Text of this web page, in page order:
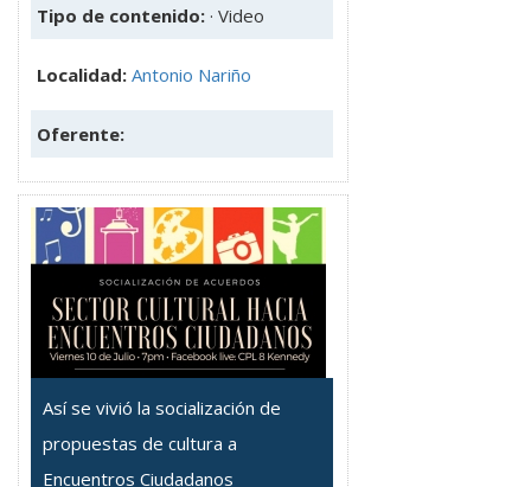
Tipo de contenido: · Video
Localidad: Antonio Nariño
Oferente:
Así se vivió la socialización de
propuestas de cultura a
Encuentros Ciudadanos